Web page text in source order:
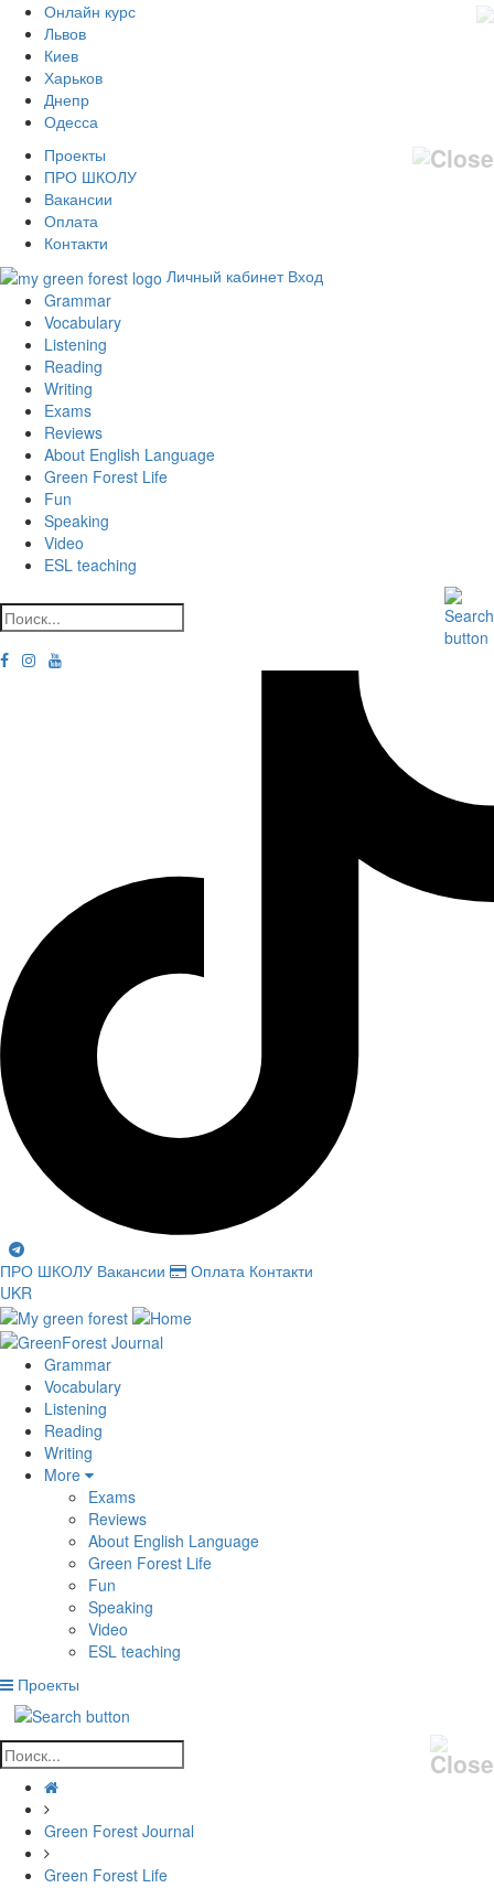
Онлайн курс
Львов
Киев
Харьков
Днепр
Одесса
Проекты
ПРО ШКОЛУ
Вакансии
Оплата
Контакти
Личный кабинет Вход
Grammar
Vocabulary
Listening
Reading
Writing
Exams
Reviews
About English Language
Green Forest Life
Fun
Speaking
Video
ESL teaching
ПРО ШКОЛУ Вакансии Оплата Контакти
UKR
Grammar
Vocabulary
Listening
Reading
Writing
More
Exams
Reviews
About English Language
Green Forest Life
Fun
Speaking
Video
ESL teaching
Проекты
Green Forest Journal
Green Forest Life